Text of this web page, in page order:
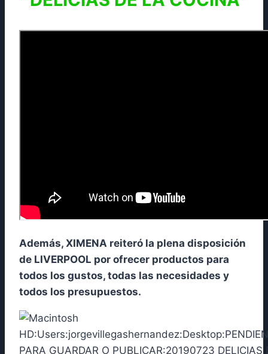
Además, XIMENA reiteró la plena disposición
de LIVERPOOL por ofrecer productos para
todos los gustos, todas las necesidades y
todos los presupuestos.